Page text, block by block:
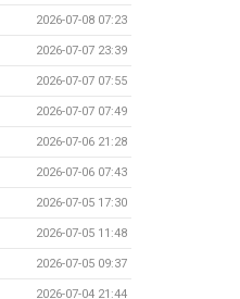
2026-07-08 07:23
2026-07-07 23:39
2026-07-07 07:55
2026-07-07 07:49
2026-07-06 21:28
2026-07-06 07:43
2026-07-05 17:30
2026-07-05 11:48
2026-07-05 09:37
2026-07-04 21:44